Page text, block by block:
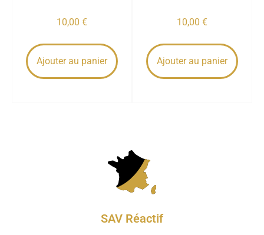
10,00 €
Ajouter au panier
10,00 €
Ajouter au panier
SAV Réactif